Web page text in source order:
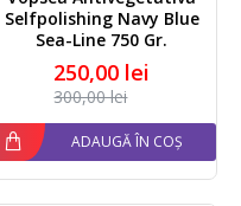
Selfpolishing Navy Blue
Sea-Line 750 Gr.
250,00 lei
300,00 lei
ADAUGĂ ÎN COȘ